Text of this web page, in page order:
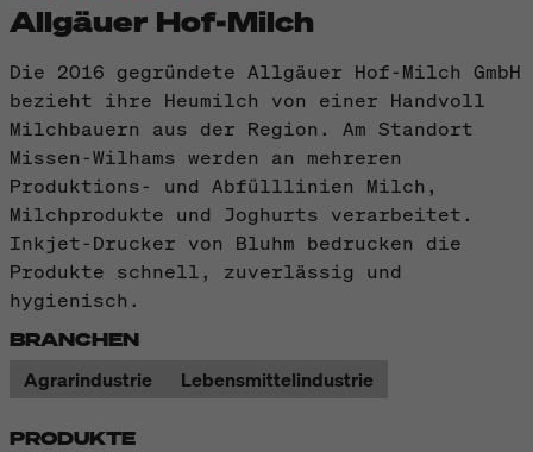
Allgäuer Hof-Milch
Die 2016 gegründete Allgäuer Hof-Milch GmbH
bezieht ihre Heumilch von einer Handvoll
Milchbauern aus der Region. Am Standort
Missen-Wilhams werden an mehreren
Produktions- und Abfülllinien Milch,
Milchprodukte und Joghurts verarbeitet.
Inkjet-Drucker von Bluhm bedrucken die
Produkte schnell, zuverlässig und
hygienisch.
BRANCHEN
Agrarindustrie
Lebensmittelindustrie
PRODUKTE